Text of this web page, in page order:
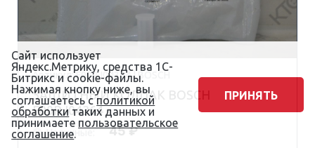
Артикул: F00RJ04364 | BOSCH
ЗАЩИТНЫЙ КОЛПАК BOSCH
F00RJ04364
Наличные: 45 ₽
Сайт использует
Яндекс.Метрику, средства 1С-
Битрикс и cookie-файлы.
Нажимая кнопку ниже, вы
соглашаетесь сполитикой
обработкитаких данных и
принимаете пользовательское
соглашение.
ПРИНЯТЬ